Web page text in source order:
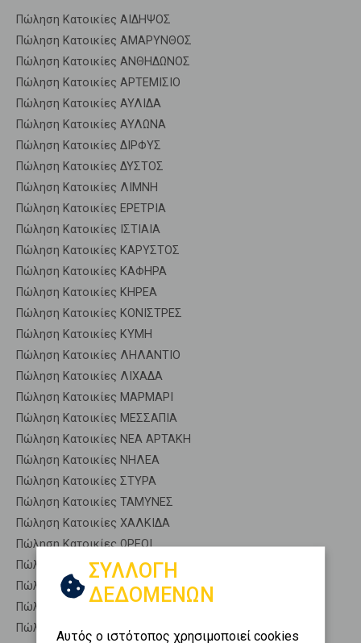
Πώληση Κατοικίες ΑΙΔΗΨΟΣ
Πώληση Κατοικίες ΑΜΑΡΥΝΘΟΣ
Πώληση Κατοικίες ΑΝΘΗΔΩΝΟΣ
Πώληση Κατοικίες ΑΡΤΕΜΙΣΙΟ
Πώληση Κατοικίες ΑΥΛΙΔΑ
Πώληση Κατοικίες ΑΥΛΩΝΑ
Πώληση Κατοικίες ΔΙΡΦΥΣ
Πώληση Κατοικίες ΔΥΣΤΟΣ
Πώληση Κατοικίες ΛΙΜΝΗ
Πώληση Κατοικίες ΕΡΕΤΡΙΑ
Πώληση Κατοικίες ΙΣΤΙΑΙΑ
Πώληση Κατοικίες ΚΑΡΥΣΤΟΣ
Πώληση Κατοικίες ΚΑΦΗΡΑ
Πώληση Κατοικίες ΚΗΡΕΑ
Πώληση Κατοικίες ΚΟΝΙΣΤΡΕΣ
Πώληση Κατοικίες ΚΥΜΗ
Πώληση Κατοικίες ΛΗΛΑΝΤΙΟ
Πώληση Κατοικίες ΛΙΧΑΔΑ
Πώληση Κατοικίες ΜΑΡΜΑΡΙ
Πώληση Κατοικίες ΜΕΣΣΑΠΙΑ
Πώληση Κατοικίες ΝΕΑ ΑΡΤΑΚΗ
Πώληση Κατοικίες ΝΗΛΕΑ
Πώληση Κατοικίες ΣΤΥΡΑ
Πώληση Κατοικίες ΤΑΜΥΝΕΣ
Πώληση Κατοικίες ΧΑΛΚΙΔΑ
Πώληση Κατοικίες ΩΡΕΟΙ
Πώληση Αποθήκες ΑΡΤΕΜΙΣΙΟ - Καστρί
Πώληση Γκαρσονιέρες ΑΡΤΕΜΙΣΙΟ - Καστρί
Πώληση Διαμερίσματα ΑΡΤΕΜΙΣΙΟ - Καστρί
Πώληση Κτίρια ΑΡΤΕΜΙΣΙΟ - Καστρί
ΣΥΛΛΟΓΗ
ΔΕΔΟΜΕΝΩΝ
Αυτός ο ιστότοπος χρησιμοποιεί cookies